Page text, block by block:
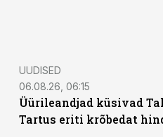
UUDISED
06.08.26, 06:15
Üürileandjad küsivad
Tartus eriti krõbedat